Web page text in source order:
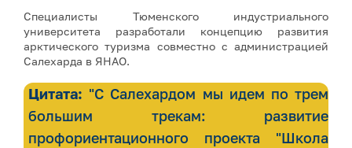
Специалисты Тюменского индустриального
университета разработали концепцию развития
арктического туризма совместно с администрацией
Салехарда в ЯНАО.
Цитата: "С Салехардом мы идем по трем
большим трекам: развитие
профориентационного проекта "Школа